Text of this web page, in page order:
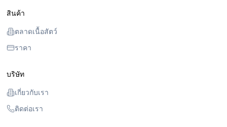
สินค้า
ตลาดเนื้อสัตว์
ราคา
บริษัท
เกี่ยวกับเรา
ติดต่อเรา